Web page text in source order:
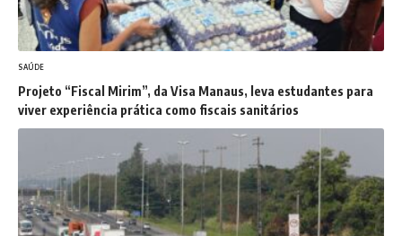
SAÚDE
Projeto “Fiscal Mirim”, da Visa Manaus, leva estudantes para
viver experiência prática como fiscais sanitários